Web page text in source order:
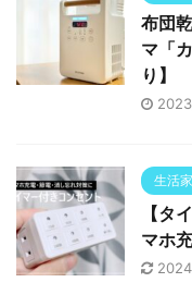
布団
マ「
り】
生活
【タ
マホ